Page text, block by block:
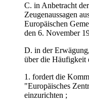
C. in Anbetracht
Zeugenaussagen
Europäischen
den 6. November
D. in der
über die Häufigkeit
1. fordert die
"Europäisches
einzurichten ;